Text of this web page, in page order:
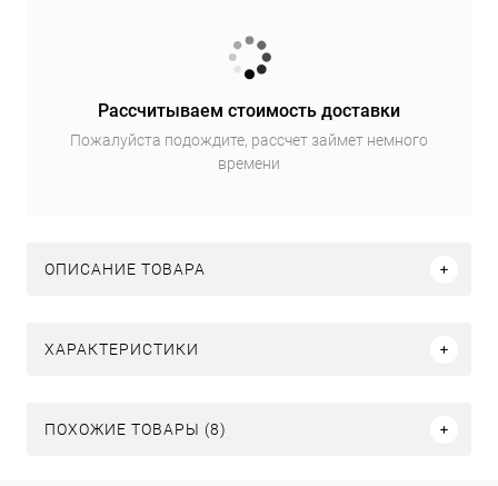
Рассчитываем стоимость доставки
Пожалуйста подождите, рассчет займет немного
времени
ОПИСАНИЕ ТОВАРА
ХАРАКТЕРИСТИКИ
ПОХОЖИЕ ТОВАРЫ (8)